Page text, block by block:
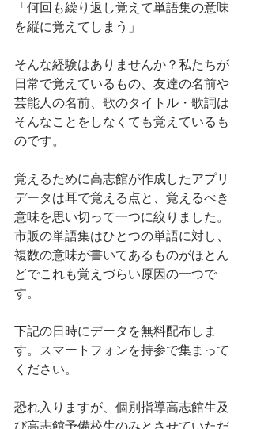
「何回も繰り返し覚えて単語集の意味
を縦に覚えてしまう」
そんな経験はありませんか？私たちが
日常で覚えているもの、友達の名前や
芸能人の名前、歌のタイトル・歌詞は
そんなことをしなくても覚えているも
のです。
覚えるために高志館が作成したアプリ
データは耳で覚える点と、覚えるべき
意味を思い切って一つに絞りました。
市販の単語集はひとつの単語に対し、
複数の意味が書いてあるものがほとん
どでこれも覚えづらい原因の一つで
す。
下記の日時にデータを無料配布しま
す。スマートフォンを持参で集まって
ください。
恐れ入りますが、個別指導高志館生及